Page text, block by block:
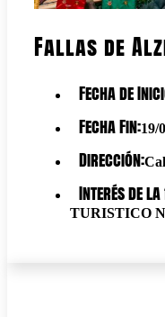
Fallas de
Fecha de
Fecha Fin:19/
Dirección:
Interés de
TURISTICO